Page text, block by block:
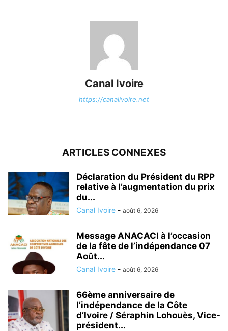
Canal Ivoire
https://canalivoire.net
ARTICLES CONNEXES
Déclaration du Président du RPP
relative à l’augmentation du prix
du...
Canal Ivoire - août 6, 2026
Message ANACACI à l’occasion
de la fête de l’indépendance 07
Août...
Canal Ivoire - août 6, 2026
66ème anniversaire de
l’indépendance de la Côte
d’Ivoire / Séraphin Lohouès, Vice-
président...